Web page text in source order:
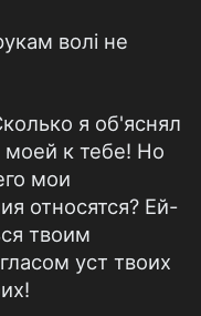
волі не
я об'яснял
к тебе! Но
мои
относятся? Ей-
твоим
уст твоих